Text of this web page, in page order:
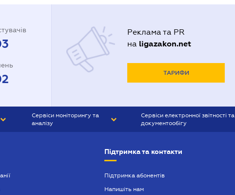
Реклама та PR
на ligazakon.net
ТАРИФИ
Сервіси моніторингу та
аналізу
Сервіси електронної звітності та
документообігу
Підтримка та контакти
Підтримка абонентів
Напишіть нам